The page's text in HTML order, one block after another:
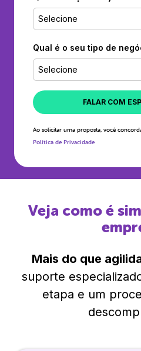
Selecione
Qual é o seu tipo de
Selecione
FALAR COM
Ao solicitar uma proposta, você
Política de Privacidade
Veja como é
Mais do que
suporte
etapa e um